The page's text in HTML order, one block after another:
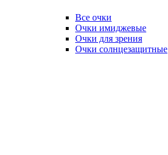
Все очки
Очки имиджевые
Очки для зрения
Очки солнцезащитные